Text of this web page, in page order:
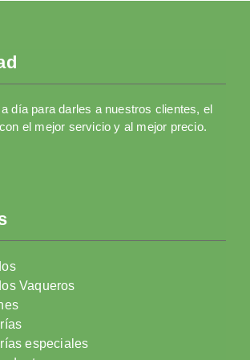
día para darles a nuestros clientes, el
el mejor servicio y al mejor precio.
Vaqueros
especiales